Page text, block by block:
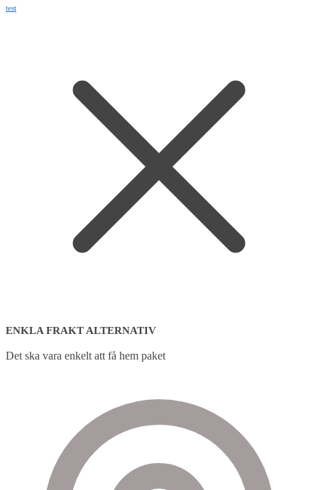
test
ENKLA FRAKT ALTERNATIV
Det ska vara enkelt att få hem paket